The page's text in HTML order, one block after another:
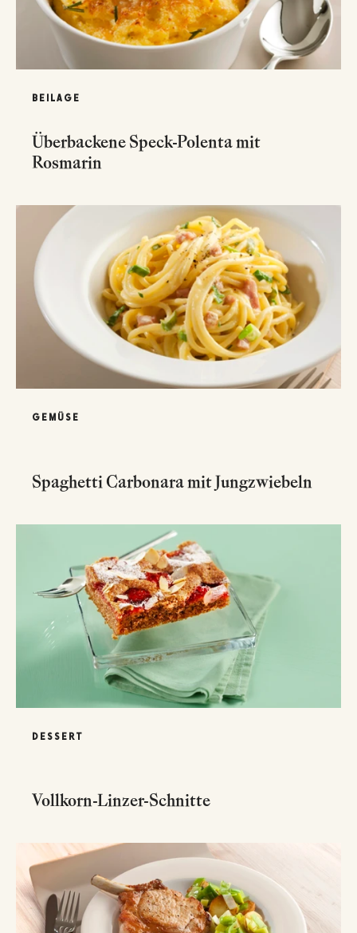
BEILAGE
Überbackene Speck-Polenta mit
Rosmarin
GEMÜSE
Spaghetti Carbonara mit Jungzwiebeln
DESSERT
Vollkorn-Linzer-Schnitte